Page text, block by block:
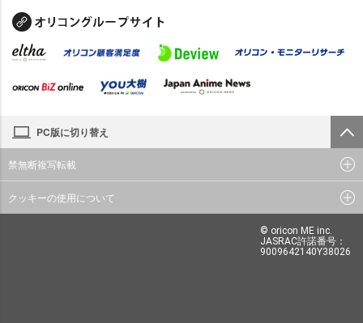
PC版に切り替え
禁無断複写転載
クッキーの使用について
© oricon ME inc.
JASRAC許諾番号：
9009642140Y38026